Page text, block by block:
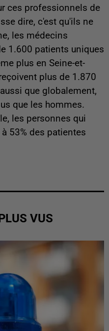
ces professionnels de
dire, c'est qu'ils ne
les médecins
1.600 patients uniques
plus en Seine-et-
plus de 1.870
que globalement,
que les hommes.
les personnes qui
53% des patientes
VUS